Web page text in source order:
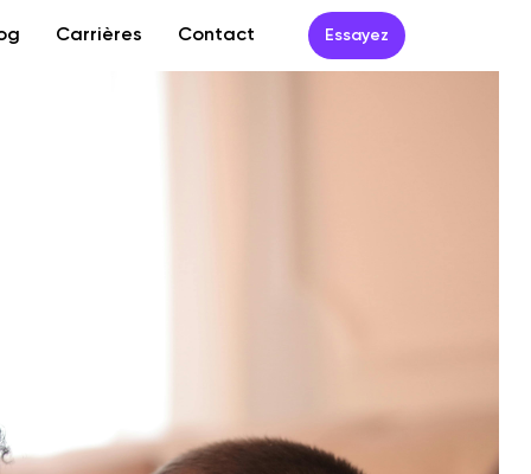
Carrières Contact Essayez